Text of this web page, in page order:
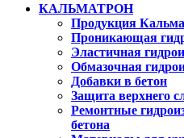
КАЛЬМАТРОН
Продукция
Проникающая
Эластичная
Обмазочная
Добавки в бетон
Защита верхнего
Ремонтные
бетона